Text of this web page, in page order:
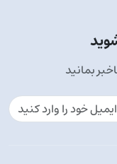
بمانید